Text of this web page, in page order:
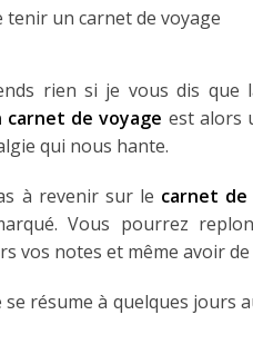
rien si je vous dis que
carnet de voyage est alors
qui nous hante.
à revenir sur le carnet
Vous pourrez
vos notes et même avoir
résume à quelques jours